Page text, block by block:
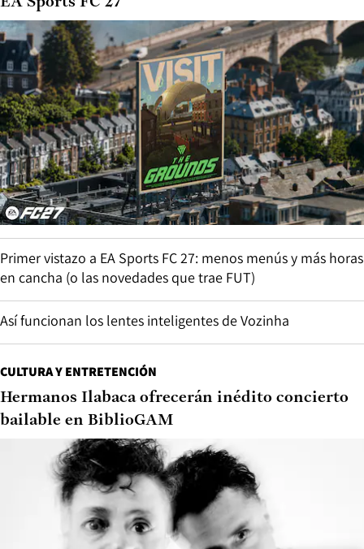
Primer vistazo a EA Sports FC 27: menos menús y más horas
en cancha (o las novedades que trae FUT)
Así funcionan los lentes inteligentes de Vozinha
CULTURA Y ENTRETENCIÓN
Hermanos Ilabaca ofrecerán inédito concierto
bailable en BiblioGAM